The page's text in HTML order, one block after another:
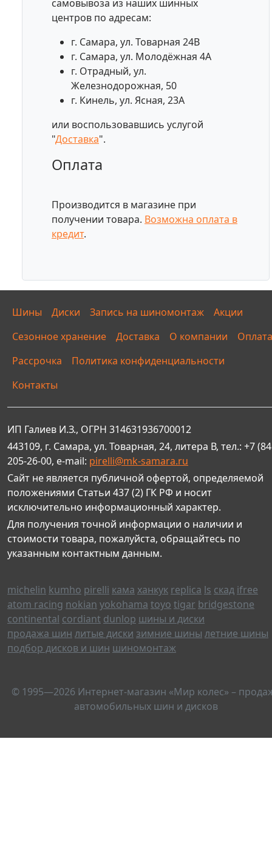
самовывоза из наших шинных
центров по адресам:
г. Самара, ул. Товарная 24В
г. Самара, ул. Молодёжная 4А
г. Отрадный, ул.
Железнодорожная, 50
г. Кинель, ул. Ясная, 23А
или воспользовавшись услугой
"Доставка".
Оплата
Производится в магазине при
получении товара. Возможна оплата в
кредит.
Шины Диски Запись на шиномонтаж
Акции
Сезонное хранение
Доставка О компании
Оплата
Рассрочка
Политика конфиденциальности
Контакты
ИП Галиев И.З., ОГРН 314631936700012
443109, г. Самара, ул. Товарная, 24, литера В, тел.: +7
205-26-00, e-mail: pirelli@mk-samara.ru
Сайт не является публичной офертой, определяемой
положениями Статьи 437 (2) ГК РФ и носит
исключительно информационный характер.
Для получения точной информации о наличии и
стоимости товара, пожалуйста, обращайтесь по
указанным контактным данным.
michelin kumho pirelli кама ханкук replica ls скад ifree
atom racing nokian yokohama toyo tigar bridgestone
continental cordiant dunlop шины и диски
продажа шин литые диски зимние шины летние шины
подбор дисков и шин шиномонтаж
© 1995—2026 Интернет-магазин «Мир колес» –
автомобильных шин и дисков